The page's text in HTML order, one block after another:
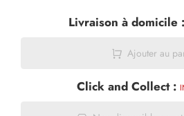
Livraison à domicile :
Ajouter au
Click and Collect :